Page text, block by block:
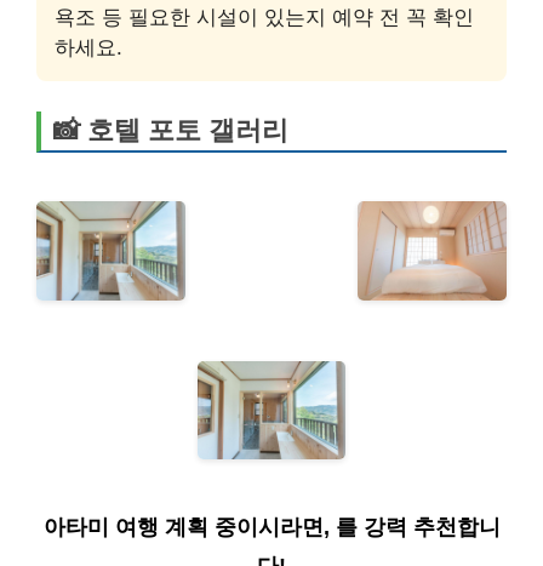
욕조 등 필요한 시설이 있는지 예약 전 꼭 확인
하세요.
📸 호텔 포토 갤러리
아타미 여행 계획 중이시라면, 를 강력 추천합니